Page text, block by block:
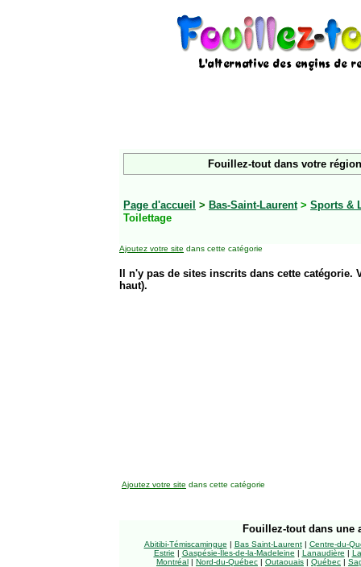
Fouillez-tout dans votre
Page d'accueil > Bas-Saint-Laurent > Sports &
Toilettage
Ajoutez votre site dans cette catégorie
Il n'y pas de sites inscrits dans cette
haut).
Ajoutez votre site dans cette catégorie
Fouillez-tout dans une
Abitibi-Témiscamingue | Bas Saint-Laurent| Centre-du-
Estrie | Gaspésie-Îles-de-la-Madeleine | Lanaudière |
Montréal | Nord-du-Québec | Outaouais | Québec |